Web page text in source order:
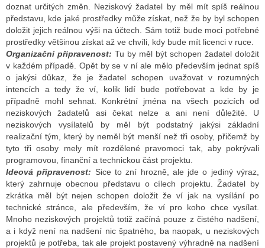
doznat určitých změn. Neziskový žadatel by měl mít spíš reálnou
představu, kde jaké prostředky může získat, než že by byl schopen
doložit jejich reálnou výši na účtech. Sám totiž bude moci potřebné
prostředky většinou získat až ve chvíli, kdy bude mít licenci v ruce.
Organizační připravenost: Tu by měl být schopen žadatel doložit
v každém případě. Opět by se v ní ale mělo především jednat spíš
o jakýsi důkaz, že je žadatel schopen uvažovat v rozumných
intencích a tedy že ví, kolik lidí bude potřebovat a kde by je
případně mohl sehnat. Konkrétní jména na všech pozicích od
neziskových žadatelů asi čekat nelze a ani není důležité. U
neziskových vysílatelů by měl být podstatný jakýsi základní
realizační tým, který by neměl být menší než tři osoby, přičemž by
tyto tři osoby mely mít rozdělené pravomoci tak, aby pokrývali
programovou, finanční a technickou část projektu.
Ideová připravenost: Sice to zní hrozně, ale jde o jediný výraz,
který zahrnuje obecnou představu o cílech projektu. Žadatel by
zkrátka měl být nejen schopen doložit že ví jak na vysílání po
technické stránce, ale především, že ví pro koho chce vysílat.
Mnoho neziskových projektů totiž začíná pouze z čistého nadšení,
a i když není na nadšení nic špatného, ba naopak, u neziskových
projektů je potřeba, tak ale projekt postavený výhradně na nadšení